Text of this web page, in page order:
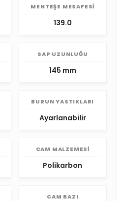
MENTEŞE MESAFESI
139.0
SAP UZUNLUĞU
145 mm
BURUN YASTIKLARI
Ayarlanabilir
CAM MALZEMESI
Polikarbon
CAM BAZI